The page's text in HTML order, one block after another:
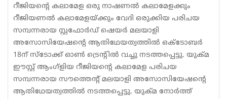
റീജിയന്റെ കലാമേള ഒരു നാഷണല്‍ കലാമേളക്കും
റീജിയണല്‍ കലാമേളയ്ക്കും വേദി ഒരുക്കിയ പരിചയ
സമ്പന്നരായ സ്റ്റഫോര്‍ഡ് ഷെയര്‍ മലയാളി
അസോസിയേഷന്റെ ആതിഥേയത്വത്തില്‍ ഒക്ടോബര്‍
18ന് സ്‌ടോക്ക് ഓണ്‍ ട്രെന്റില്‍ വച്ചു നടത്തപ്പെട്ടു. യുക്മ
ഈസ്റ്റ് ആംഗ്‌ളിയ റീജിയന്റെ കലാമേള പരിചയ
സമ്പന്നരായ സൗത്തെന്റ് മലയാളി അസോസിയേഷന്റെ
ആതിഥേയത്വത്തില്‍ നടത്തപ്പെട്ടു. യുക്മ നോര്‍ത്ത്